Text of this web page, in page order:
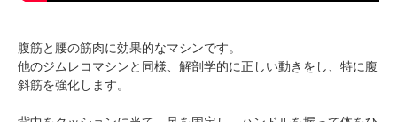
腹筋と腰の筋肉に効果的なマシンです。
他のジムレコマシンと同様、解剖学的に正しい動きをし、特に腹
斜筋を強化します。